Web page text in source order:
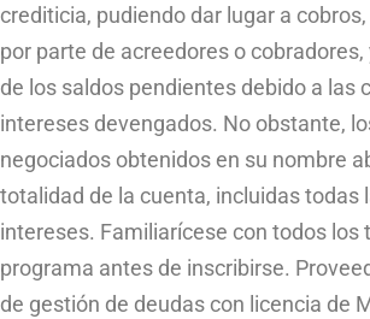
crediticia, pudiendo dar lugar a
por parte de acreedores o
de los saldos pendientes debido a las
intereses devengados. No obstante,
negociados obtenidos en su nombre
totalidad de la cuenta, incluidas todas
intereses. Familiarícese con todos los
programa antes de inscribirse.
de gestión de deudas con licencia de